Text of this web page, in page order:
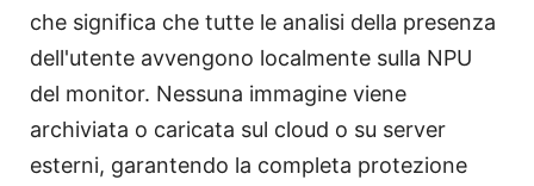
che significa che tutte le analisi della presenza
dell'utente avvengono localmente sulla NPU
del monitor. Nessuna immagine viene
archiviata o caricata sul cloud o su server
esterni, garantendo la completa protezione